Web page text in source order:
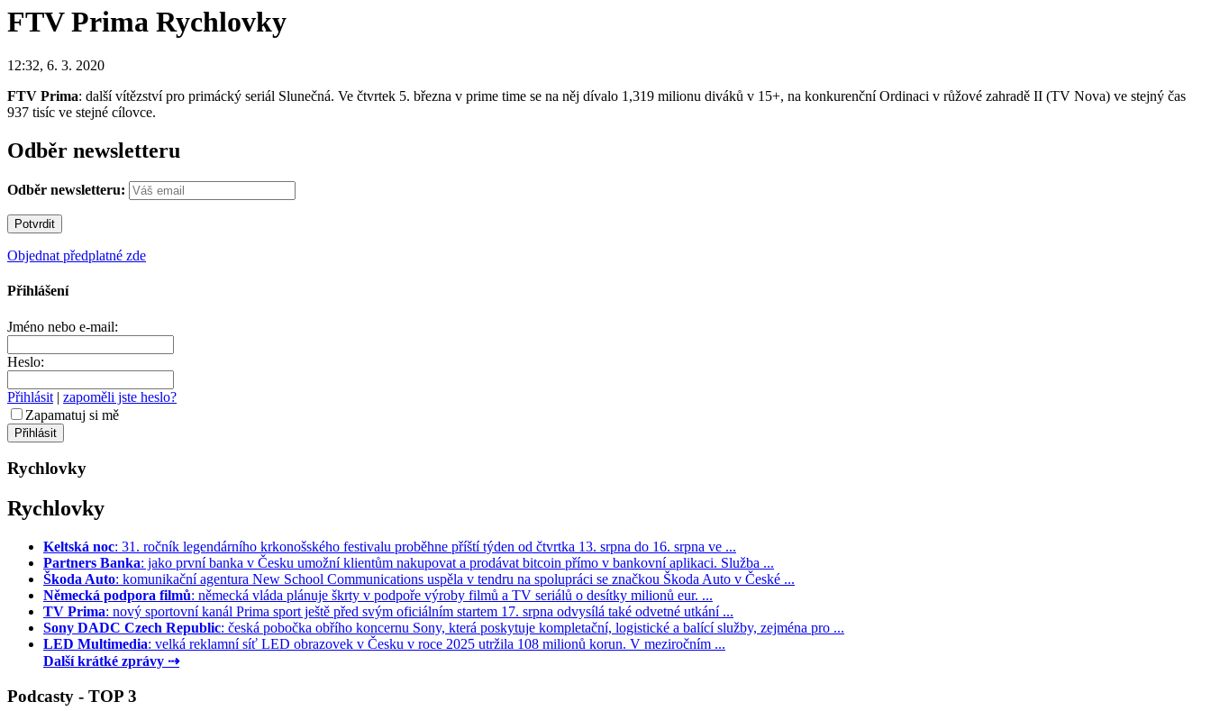
FTV Prima Rychlovky
12:32, 6. 3. 2020
FTV Prima: další vítězství pro primácký seriál Slunečná. Ve čtvrtek 5. března v prime time se na něj dívalo 1,319 milionu diváků v 15+, na konkurenční Ordinaci v růžové zahradě II (TV Nova) ve stejný čas
937 tisíc ve stejné cílovce.
Odběr newsletteru
Odběr newsletteru:
Objednat předplatné zde
Přihlášení
Jméno nebo e-mail:
Heslo:
Přihlásit | zapoměli jste heslo?
Zapamatuj si mě
Rychlovky
Rychlovky
Keltská noc: 31. ročník legendárního krkonošského festivalu proběhne příští týden od čtvrtka 13. srpna do 16. srpna ve ...
Partners Banka: jako první banka v Česku umožní klientům nakupovat a prodávat bitcoin přímo v bankovní aplikaci. Služba ...
Škoda Auto: komunikační agentura New School Communications uspěla v tendru na spolupráci se značkou Škoda Auto v České ...
Německá podpora filmů: německá vláda plánuje škrty v podpoře výroby filmů a TV seriálů o desítky milionů eur. ...
TV Prima: nový sportovní kanál Prima sport ještě před svým oficiálním startem 17. srpna odvysílá také odvetné utkání ...
Sony DADC Czech Republic: česká pobočka obřího koncernu Sony, která poskytuje kompletační, logistické a balící služby, zejména pro ...
LED Multimedia: velká reklamní síť LED obrazovek v Česku v roce 2025 utržila 108 milionů korun. V meziročním ...
Další krátké zprávy ⇢
Podcasty - TOP 3